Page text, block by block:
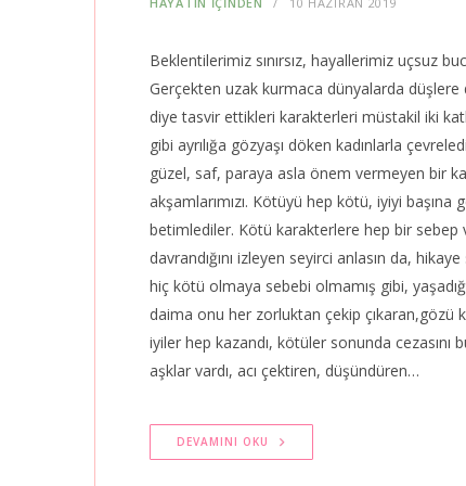
Beklentilerimiz sınırsız, hayallerimiz uçsuz
Gerçekten uzak kurmaca dünyalarda
diye tasvir ettikleri karakterleri müstakil iki
gibi ayrılığa gözyaşı döken kadınlarla
güzel, saf, paraya asla önem vermeyen bir
akşamlarımızı. Kötüyü hep kötü, iyiyi
betimlediler. Kötü karakterlere hep bir sebep
davrandığını izleyen seyirci anlasın da,
hiç kötü olmaya sebebi olmamış gibi,
daima onu her zorluktan çekip
iyiler hep kazandı, kötüler sonunda cezasını
aşklar vardı, acı çektiren, düşündüren…
DEVAMINI OKU